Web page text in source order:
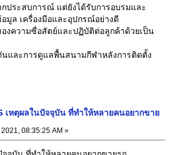
ประสบการณ์ แต่ยังได้รับการอบรมและ
มูล เครื่องมือและอุปกรณ์อย่างดี
งความซื่อสัตย์และปฏิบัติต่อลูกค้าด้วยเป็น
นและการดูแลพื้นสนามกีฬาหลังการติดตั้ง
เหตุผลในปัจจุบัน ที่ทำให้หลายคนอยากขาย
08:35:25 AM »